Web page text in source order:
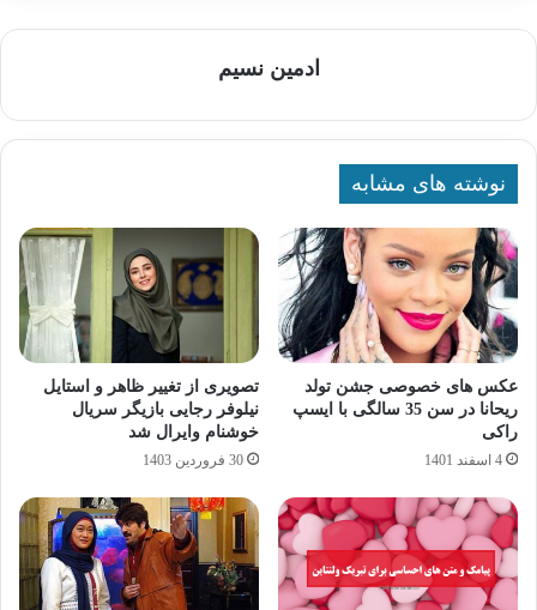
ادمین نسیم
نوشته های مشابه
عکس های خصوصی جشن تولد
ریحانا در سن 35 سالگی با ایسپ
راکی
4 اسفند 1401
تصویری از تغییر ظاهر و استایل
نیلوفر رجایی بازیگر سریال
خوشنام وایرال شد
30 فروردین 1403